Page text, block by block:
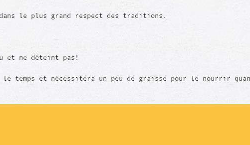
le plus grand respect des traditions.
et ne déteint pas!
temps et nécessitera un peu de graisse pour le nourrir